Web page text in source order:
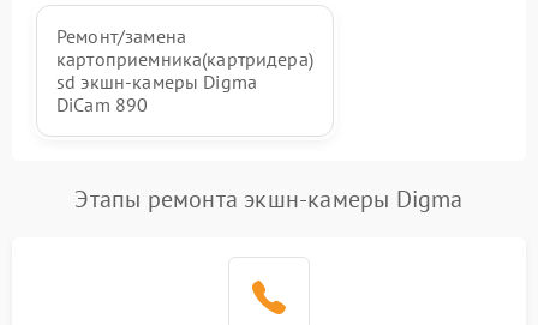
Повреждение системы
защиты от перегрузок
Неисправность системы
защиты от перегрева
Ремонт/замена
картоприемника(картридера)
sd экшн-камеры Digma
DiCam 890
Этапы ремонта экшн-камеры Digma